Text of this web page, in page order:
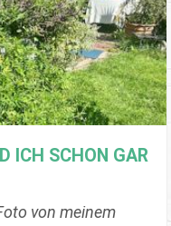
ICH SCHON GAR
von meinem